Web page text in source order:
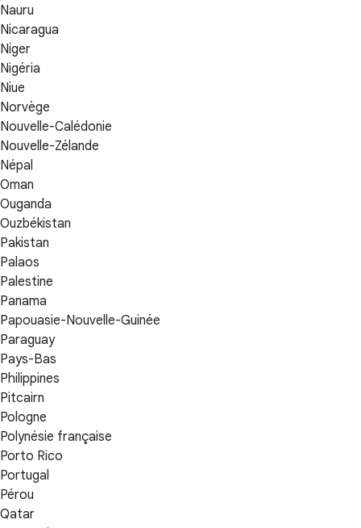
Nauru
Nicaragua
Niger
Nigéria
Niue
Norvège
Nouvelle-Calédonie
Nouvelle-Zélande
Népal
Oman
Ouganda
Ouzbékistan
Pakistan
Palaos
Palestine
Panama
Papouasie-Nouvelle-Guinée
Paraguay
Pays-Bas
Philippines
Pitcairn
Pologne
Polynésie française
Porto Rico
Portugal
Pérou
Qatar